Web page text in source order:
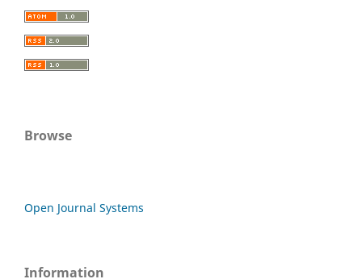
Browse
Open Journal Systems
Information